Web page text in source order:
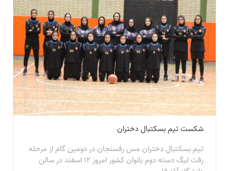
شكست تيم بسكتبال دختران
تيم بسكتبال دختران مس رفسنجان در دومين گام از مرحله
رفت ليگ دسته دوم بانوان كشور امروز ١٢ اسفند در سالن